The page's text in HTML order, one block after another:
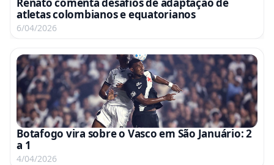
atletas colombianos e equatorianos
6/04/2026
Botafogo vira sobre o Vasco em São Januário: 2
a 1
4/04/2026